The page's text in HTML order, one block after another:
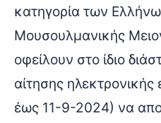
κατηγορία των
Μουσουλμανικής
οφείλουν στο ίδιο
αίτησης
έως 11-9-2024) να